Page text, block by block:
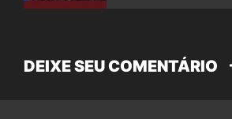
DEIXE SEU COMENTÁRIO